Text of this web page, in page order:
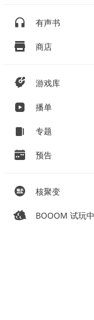
有声书
商店
游戏库
播单
专题
预告
核聚变
BOOOM 试玩中